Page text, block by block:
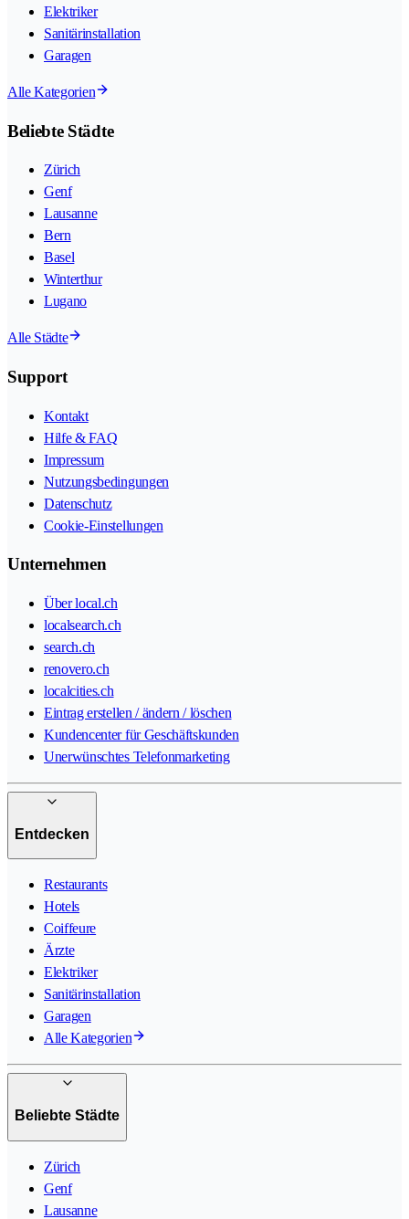
Elektriker
Sanitärinstallation
Garagen
Alle Kategorien
Beliebte Städte
Zürich
Genf
Lausanne
Bern
Basel
Winterthur
Lugano
Alle Städte
Support
Kontakt
Hilfe & FAQ
Impressum
Nutzungsbedingungen
Datenschutz
Cookie-Einstellungen
Unternehmen
Über local.ch
localsearch.ch
search.ch
renovero.ch
localcities.ch
Eintrag erstellen / ändern / löschen
Kundencenter für Geschäftskunden
Unerwünschtes Telefonmarketing
Entdecken
Restaurants
Hotels
Coiffeure
Ärzte
Elektriker
Sanitärinstallation
Garagen
Alle Kategorien
Beliebte Städte
Zürich
Genf
Lausanne